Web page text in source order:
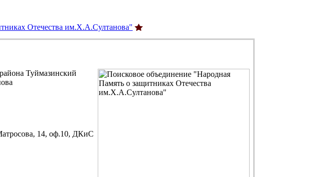
Отечества им.Х.А.Султанова"
Туймазинский
14, оф.10, ДКиС